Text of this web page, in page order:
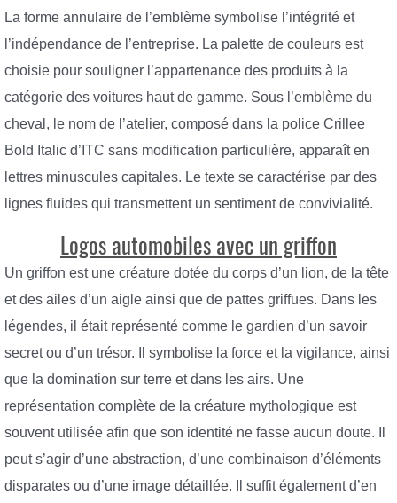
La forme annulaire de l’emblème symbolise l’intégrité et
l’indépendance de l’entreprise. La palette de couleurs est
choisie pour souligner l’appartenance des produits à la
catégorie des voitures haut de gamme. Sous l’emblème du
cheval, le nom de l’atelier, composé dans la police Crillee
Bold Italic d’ITC sans modification particulière, apparaît en
lettres minuscules capitales. Le texte se caractérise par des
lignes fluides qui transmettent un sentiment de convivialité.
Logos automobiles avec un griffon
Un griffon est une créature dotée du corps d’un lion, de la tête
et des ailes d’un aigle ainsi que de pattes griffues. Dans les
légendes, il était représenté comme le gardien d’un savoir
secret ou d’un trésor. Il symbolise la force et la vigilance, ainsi
que la domination sur terre et dans les airs. Une
représentation complète de la créature mythologique est
souvent utilisée afin que son identité ne fasse aucun doute. Il
peut s’agir d’une abstraction, d’une combinaison d’éléments
disparates ou d’une image détaillée. Il suffit également d’en